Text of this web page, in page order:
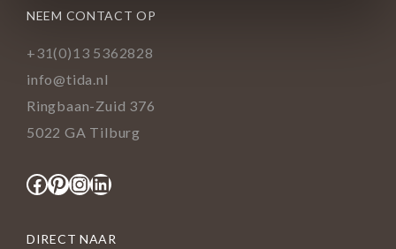
NEEM CONTACT OP
+31(0)13 5362828
info@tida.nl
Ringbaan-Zuid 376
5022 GA Tilburg
Facebook
Pinterest
Instagram
LinkedIn
DIRECT NAAR